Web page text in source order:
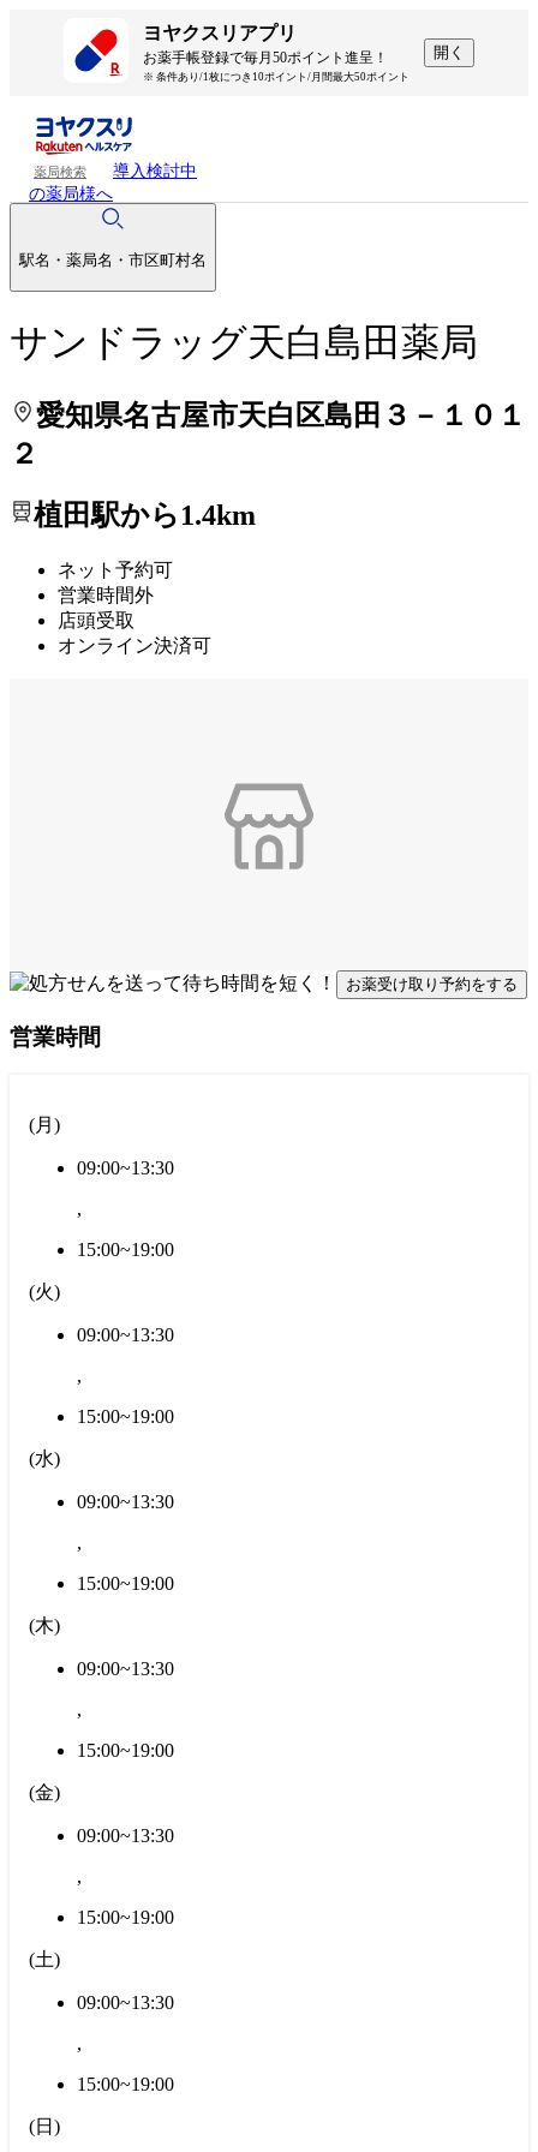
ヨヤクスリアプリ
お薬手帳登録で毎月50ポイント進呈！
※ 条件あり/1枚につき10ポイント/月間最大50ポイント
開く
薬局検索
導入検討中
の薬局様へ
駅名・薬局名・市区町村名
サンドラッグ天白島田薬局
愛知県名古屋市天白区島田３－１０１
２
植田駅から1.4km
ネット予約可
営業時間外
店頭受取
オンライン決済可
処方せんを送って待ち時間を短く！
お薬受け取り予約をする
営業時間
(月 )
09:00~13:30
,
15:00~19:00
(火)
09:00~13:30
,
15:00~19:00
(水)
09:00~13:30
,
15:00~19:00
(木)
09:00~13:30
,
15:00~19:00
(金)
09:00~13:30
,
15:00~19:00
(土)
09:00~13:30
,
15:00~19:00
(日 )
処方せんを送って待ち時間を短く！